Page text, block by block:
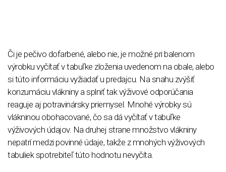
Či je pečivo dofarbené, alebo nie, je možné pri balenom
výrobku vyčítať v tabuľke zloženia uvedenom na obale, alebo
si túto informáciu vyžiadať u predajcu. Na snahu zvýšiť
konzumáciu vlákniny a splniť tak výživové odporúčania
reaguje aj potravinársky priemysel. Mnohé výrobky sú
vlákninou obohacované, čo sa dá vyčítať v tabuľke
výživových údajov. Na druhej strane množstvo vlákniny
nepatrí medzi povinné údaje, takže z mnohých výživových
tabuliek spotrebiteľ túto hodnotu nevyčíta.